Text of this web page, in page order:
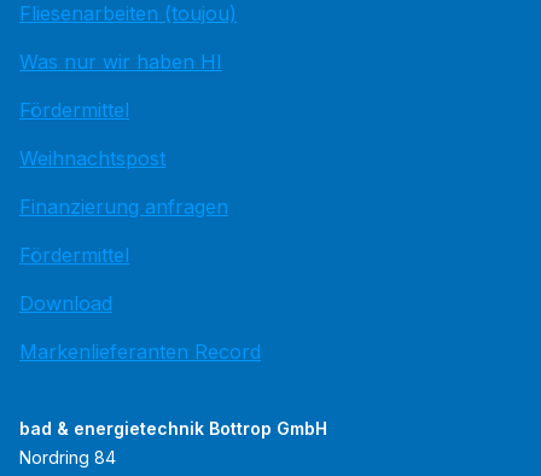
Fliesenarbeiten (toujou)
Was nur wir haben HI
Fördermittel
Weihnachtspost
Finanzierung anfragen
Fördermittel
Download
Markenlieferanten Record
bad & energietechnik Bottrop GmbH
Nordring 84